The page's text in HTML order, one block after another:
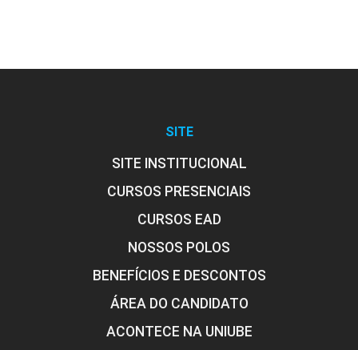
SITE
SITE INSTITUCIONAL
CURSOS PRESENCIAIS
CURSOS EAD
NOSSOS POLOS
BENEFÍCIOS E DESCONTOS
ÁREA DO CANDIDATO
ACONTECE NA UNIUBE